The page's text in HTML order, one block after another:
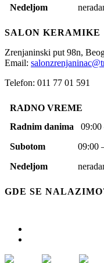
Nedeljom
SALON KERAMIKE
Zrenjaninski put 98n,
Email:
Telefon: 011 77 01 591
RADNO VREME
Radnim danima 09:00
Subotom 09:00
Nedeljom
GDE SE